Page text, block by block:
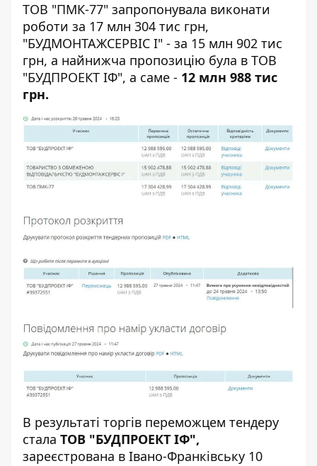
ТОВ "ПМК-77" запропонувала виконати
роботи за 17 млн 304 тис грн,
"БУДМОНТАЖСЕРВІС I" - за 15 млн 902 тис
грн, а найнижча пропозицію була в ТОВ
"БУДПРОЕКТ ІФ", а саме - 12 млн 988 тис
грн.
В результаті торгів переможцем тендеру
стала ТОВ "БУДПРОЕКТ ІФ",
зареєстрована в Івано-Франківську 10